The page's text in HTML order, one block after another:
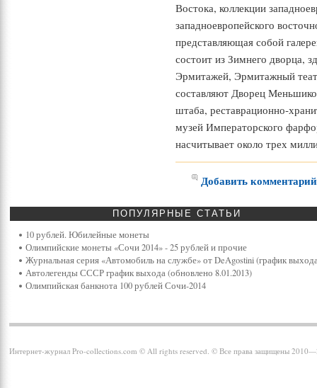
Востока, коллекции
западноевропейского
представляющая собой
состоит из Зимнего дворца,
Эрмитажей, Эрмитажный
составляют Дворец
штаба, реставрационно-
музей Императорского
насчитывает около трех
Добавить комментарий
ПОПУЛЯРНЫЕ СТАТЬИ
10 рублей. Юбилейные монеты
Олимпийские монеты «Сочи 2014» - 25 рублей и прочие
Журнальная серия «Автомобиль на службе» от DeAgostini (график
Автолегенды СССР график выхода (обновлено 8.01.2013)
Олимпийская банкнота 100 рублей Сочи-2014
Интернет-журнал Pro-collections.com © All rights reserved. © Все права защищены